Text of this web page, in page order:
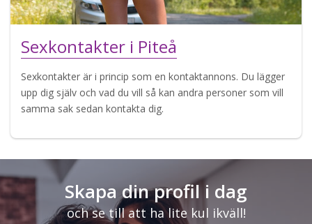
Sexkontakter i Piteå
Sexkontakter är i princip som en kontaktannons. Du lägger
upp dig själv och vad du vill så kan andra personer som vill
samma sak sedan kontakta dig.
Skapa din profil i dag
och se till att ha lite kul ikväll!